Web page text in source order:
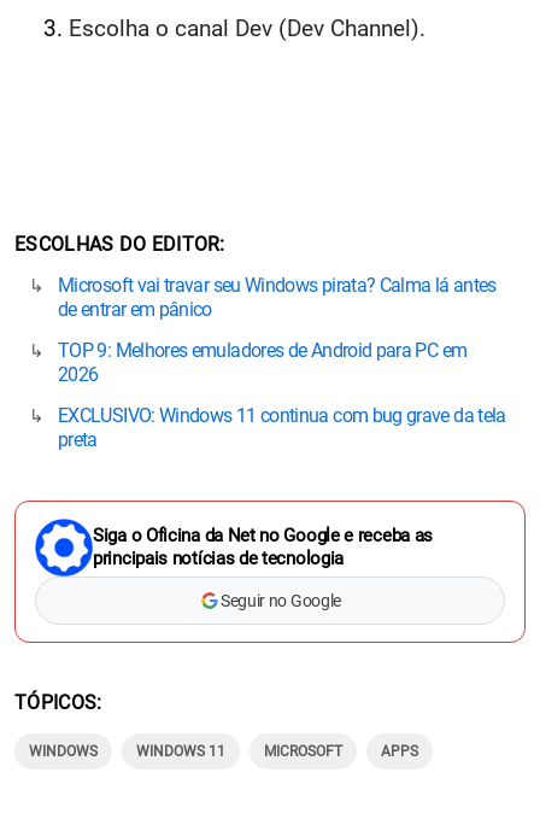
Escolha o canal Dev (Dev Channel).
ESCOLHAS DO EDITOR
Microsoft vai travar seu Windows pirata? Calma lá antes
de entrar em pânico
TOP 9: Melhores emuladores de Android para PC em
2026
EXCLUSIVO: Windows 11 continua com bug grave da tela
preta
Siga o Oficina da Net no Google e receba as
principais notícias de tecnologia
Seguir no Google
TÓPICOS
WINDOWS WINDOWS 11 MICROSOFT APPS